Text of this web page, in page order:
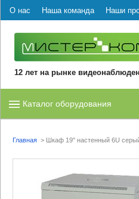
О нас Наша команда Наши
12 лет на рынке
Каталог оборудования
Главная > Шкаф 19" настенный 6U